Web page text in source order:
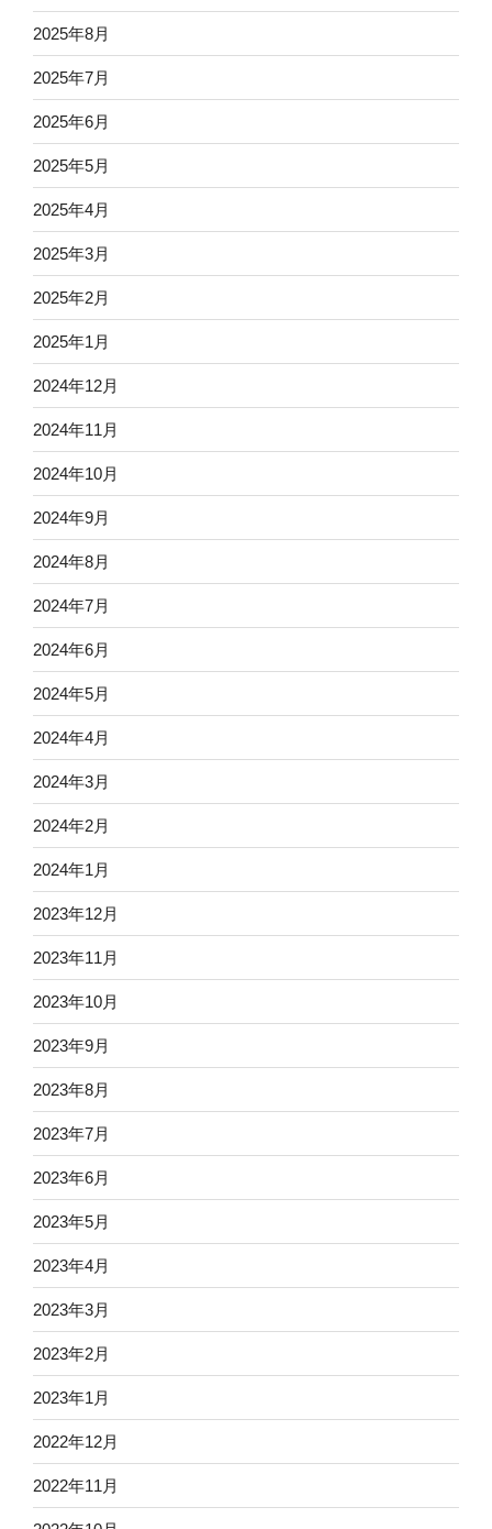
2025年8月
2025年7月
2025年6月
2025年5月
2025年4月
2025年3月
2025年2月
2025年1月
2024年12月
2024年11月
2024年10月
2024年9月
2024年8月
2024年7月
2024年6月
2024年5月
2024年4月
2024年3月
2024年2月
2024年1月
2023年12月
2023年11月
2023年10月
2023年9月
2023年8月
2023年7月
2023年6月
2023年5月
2023年4月
2023年3月
2023年2月
2023年1月
2022年12月
2022年11月